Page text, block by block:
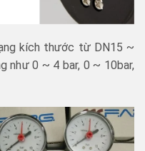
kích thước từ DN15 ~
như 0 ~ 4 bar, 0 ~ 10bar,